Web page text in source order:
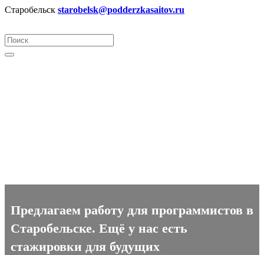
Старобельск starobelsk@podderzkasaitov.ru
Предлагаем работу для программистов в
Старобельске. Ещё у нас есть
стажировки для будущих